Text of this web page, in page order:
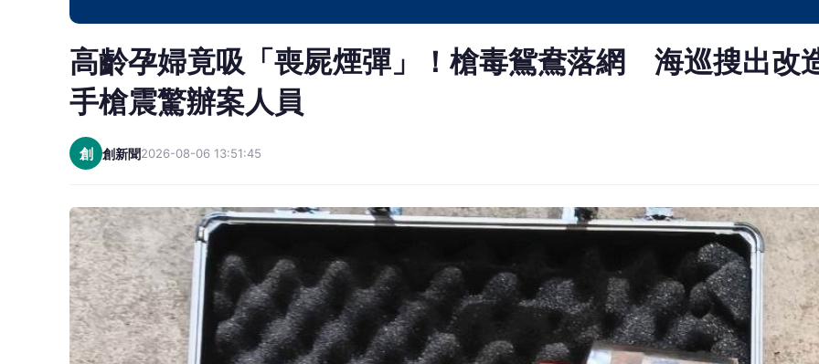
高齡孕婦竟吸「喪屍煙彈」！槍毒鴛鴦落網 海巡搜出改
手槍震驚辦案人員
創 創新聞2026-08-06 13:51:45